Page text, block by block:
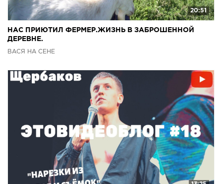
20:51
НАС ПРИЮТИЛ ФЕРМЕР.ЖИЗНЬ В ЗАБРОШЕННОЙ
ДЕРЕВНЕ.
ВАСЯ НА СЕНЕ